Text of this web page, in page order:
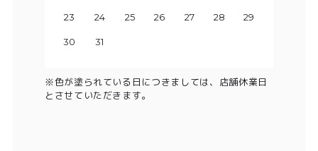
23 24 25 26 27 28 29
30 31
27 28 29 30
25 26 27 28 29 30 31
29 30
※色が塗られている日につきましては、店舗休業日
とさせていただきます。